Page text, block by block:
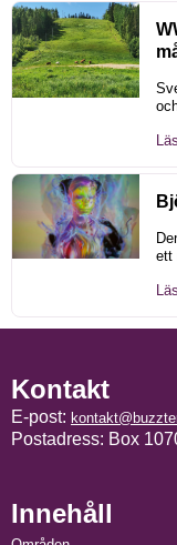
ett
Kontakt
E-post:
Postadress: Box
Innehåll